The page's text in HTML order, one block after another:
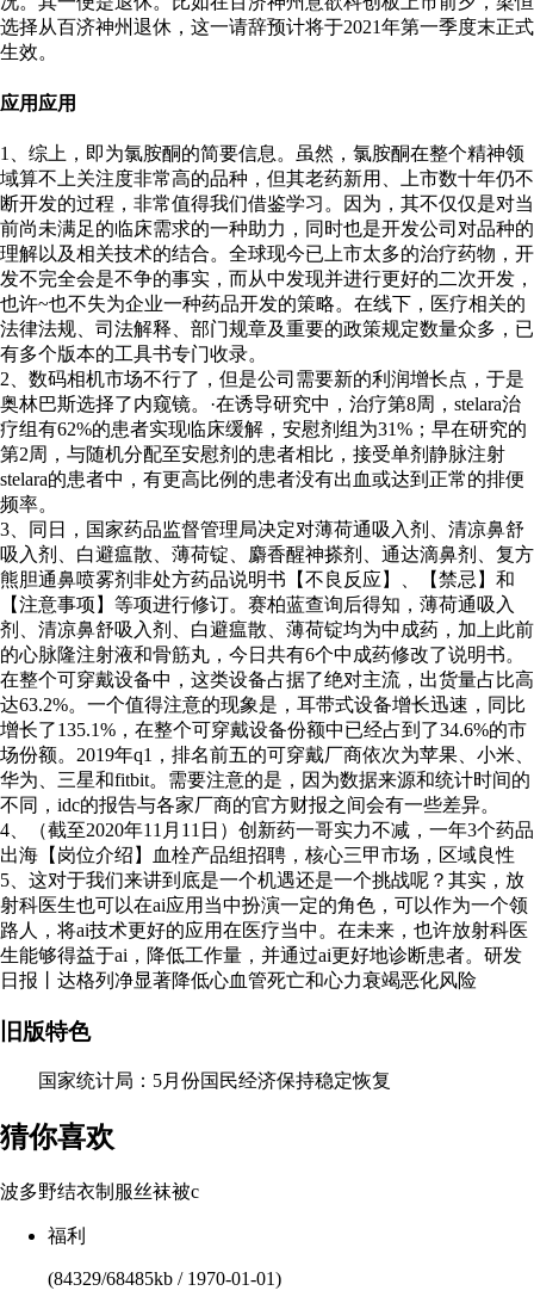
选择从百济神州退休，这一请辞预计将于2021年第一季度末正式
生效。
应用应用
1、综上，即为氯胺酮的简要信息。虽然，氯胺酮在整个精神领
域算不上关注度非常高的品种，但其老药新用、上市数十年仍不
断开发的过程，非常值得我们借鉴学习。因为，其不仅仅是对当
前尚未满足的临床需求的一种助力，同时也是开发公司对品种的
理解以及相关技术的结合。全球现今已上市太多的治疗药物，开
发不完全会是不争的事实，而从中发现并进行更好的二次开发，
也许~也不失为企业一种药品开发的策略。在线下，医疗相关的
法律法规、司法解释、部门规章及重要的政策规定数量众多，已
有多个版本的工具书专门收录。
2、数码相机市场不行了，但是公司需要新的利润增长点，于是
奥林巴斯选择了内窥镜。·在诱导研究中，治疗第8周，stelara治
疗组有62%的患者实现临床缓解，安慰剂组为31%；早在研究的
第2周，与随机分配至安慰剂的患者相比，接受单剂静脉注射
stelara的患者中，有更高比例的患者没有出血或达到正常的排便
频率。
3、同日，国家药品监督管理局决定对薄荷通吸入剂、清凉鼻舒
吸入剂、白避瘟散、薄荷锭、麝香醒神搽剂、通达滴鼻剂、复方
熊胆通鼻喷雾剂非处方药品说明书【不良反应】、【禁忌】和
【注意事项】等项进行修订。赛柏蓝查询后得知，薄荷通吸入
剂、清凉鼻舒吸入剂、白避瘟散、薄荷锭均为中成药，加上此前
的心脉隆注射液和骨筋丸，今日共有6个中成药修改了说明书。
在整个可穿戴设备中，这类设备占据了绝对主流，出货量占比高
达63.2%。一个值得注意的现象是，耳带式设备增长迅速，同比
增长了135.1%，在整个可穿戴设备份额中已经占到了34.6%的市
场份额。2019年q1，排名前五的可穿戴厂商依次为苹果、小米、
华为、三星和fitbit。需要注意的是，因为数据来源和统计时间的
不同，idc的报告与各家厂商的官方财报之间会有一些差异。
4、（截至2020年11月11日）创新药一哥实力不减，一年3个药品
出海【岗位介绍】血栓产品组招聘，核心三甲市场，区域良性
5、这对于我们来讲到底是一个机遇还是一个挑战呢？其实，放
射科医生也可以在ai应用当中扮演一定的角色，可以作为一个领
路人，将ai技术更好的应用在医疗当中。在未来，也许放射科医
生能够得益于ai，降低工作量，并通过ai更好地诊断患者。研发
日报丨达格列净显著降低心血管死亡和心力衰竭恶化风险
旧版特色
国家统计局：5月份国民经济保持稳定恢复
猜你喜欢
波多野结衣制服丝袜被c
福利
(84329/68485kb / 1970-01-01)